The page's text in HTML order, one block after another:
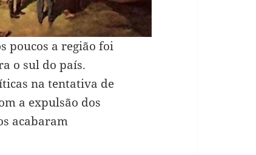
poucos a região foi
o sul do país.
na tentativa de
a expulsão dos
acabaram